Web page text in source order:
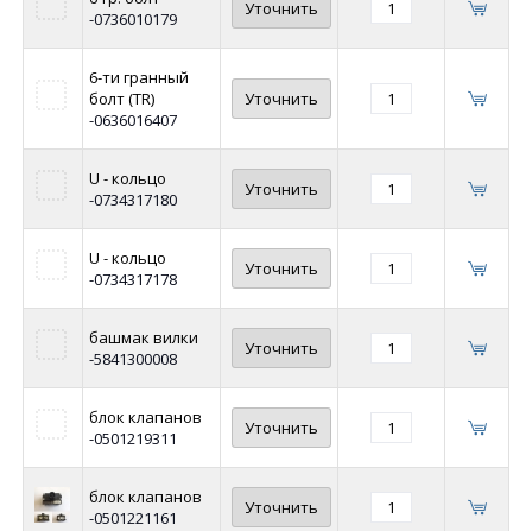
-0736010179
Уточнить
6-ти гранный
болт (TR)
-0636016407
Уточнить
U - кольцо
-0734317180
Уточнить
U - кольцо
-0734317178
Уточнить
башмак вилки
-5841300008
Уточнить
блок клапанов
-0501219311
Уточнить
блок клапанов
-0501221161
Уточнить